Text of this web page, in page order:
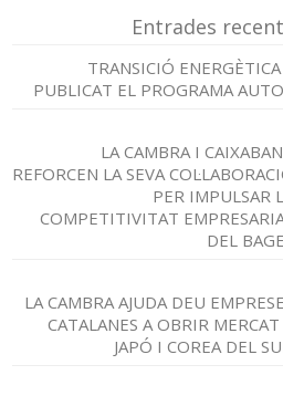
Entrades
TRANSICIÓ
PUBLICAT EL PROGRAMA
LA CAMBRA I
REFORCEN LA SEVA
PER IMPULSAR
COMPETITIVITAT
DEL
LA CAMBRA AJUDA DEU
CATALANES A OBRIR MERCAT
JAPÓ I COREA DEL